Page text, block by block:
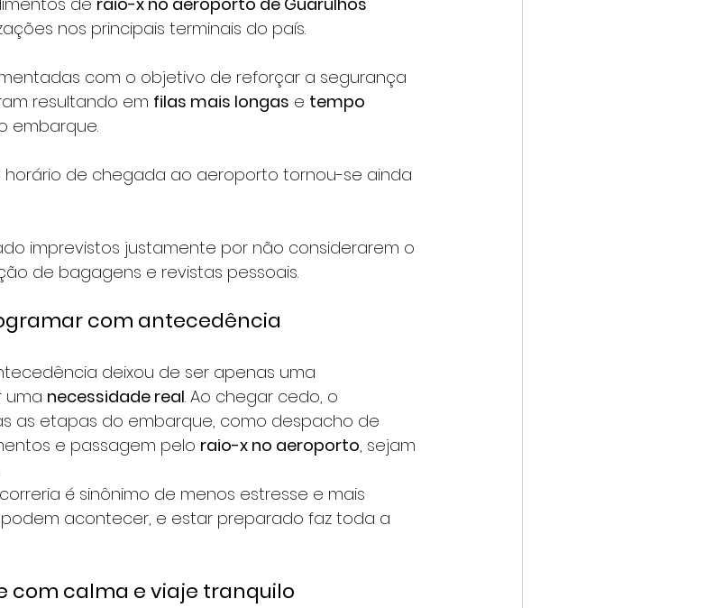
nos principais terminais do país.
com o objetivo de reforçar a segurança
resultando em filas mais longas e tempo
embarque.
horário de chegada ao aeroporto tornou-se ainda
imprevistos justamente por não considerarem o
de bagagens e revistas pessoais.
com antecedência
deixou de ser apenas uma
uma necessidade real. Ao chegar cedo, o
as etapas do embarque, como despacho de
e passagem pelo raio-x no aeroporto, sejam
é sinônimo de menos estresse e mais
podem acontecer, e estar preparado faz toda a
com calma e viaje tranquilo